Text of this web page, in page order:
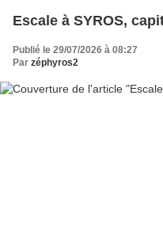
Escale à SYROS,
Publié le 29/07/2026 à 08:27
Par zéphyros2